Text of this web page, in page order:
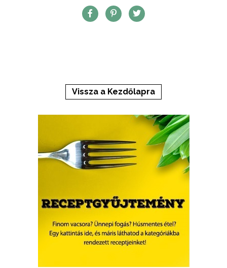
Vissza a Kezdőlapra